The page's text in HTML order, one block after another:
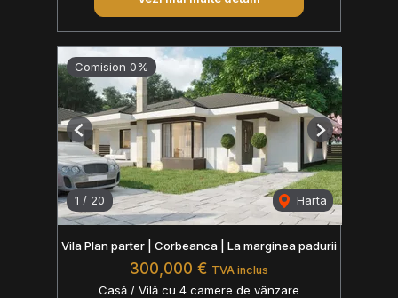
Comision 0%
1 / 20 Harta
Previous Next
Vila Plan parter | Corbeanca | La marginea padurii
300,000 € TVA inclus
Casă / Vilă cu 4 camere de vânzare